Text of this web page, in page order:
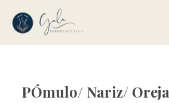
PÓmulo/ Nariz/ Oreja